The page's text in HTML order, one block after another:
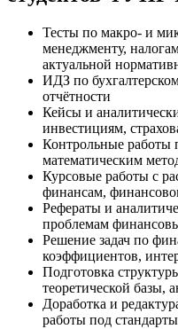
Тесты по макро- и
менеджменту,
актуальной
ИДЗ по
отчётности
Кейсы и
инвестициям,
Контрольные работы
математическим
Курсовые работы с
финансам,
Рефераты и
проблемам
Решение задач по
коэффициентов,
Подготовка
теоретической базы,
Доработка и
работы под